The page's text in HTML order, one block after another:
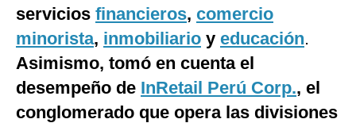
Mix
G de Gestión
Notas Contratadas
Podcast
servicios financieros, comercio
minorista, inmobiliario y educación.
Asimismo, tomó en cuenta el
desempeño de InRetail Perú Corp., el
conglomerado que opera las divisiones